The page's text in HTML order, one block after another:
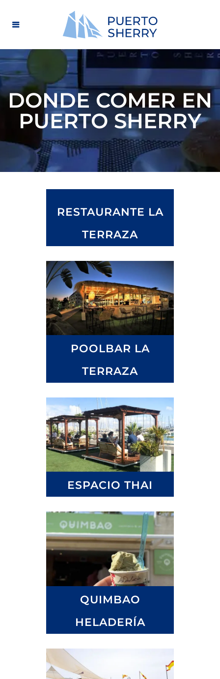
DONDE COMER EN
PUERTO SHERRY
RESTAURANTE LA
TERRAZA
POOLBAR LA
TERRAZA
ESPACIO THAI
QUIMBAO
HELADERÍA